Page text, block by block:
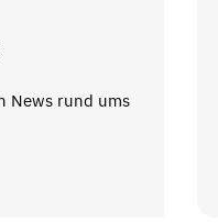
News rund ums